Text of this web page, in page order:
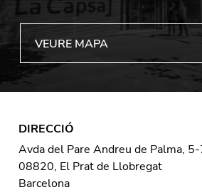
VEURE MAPA
DIRECCIÓ
Avda del Pare Andreu de Palma,
08820, El Prat de Llobregat
Barcelona